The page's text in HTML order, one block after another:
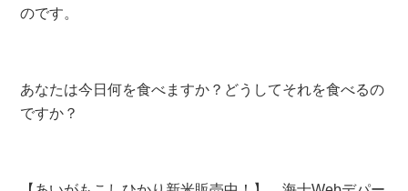
のです。
あなたは今日何を食べますか？どうしてそれを食べるの
ですか？